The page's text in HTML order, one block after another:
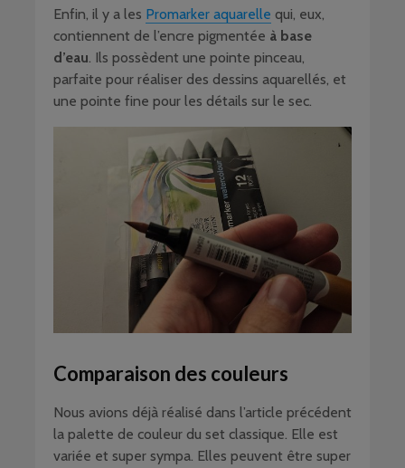
Enfin, il y a les Promarker aquarelle qui, eux,
contiennent de l’encre pigmentée à base
d’eau. Ils possèdent une pointe pinceau,
parfaite pour réaliser des dessins aquarellés, et
une pointe fine pour les détails sur le sec.
Comparaison des couleurs
Nous avions déjà réalisé dans l’article précédent
la palette de couleur du set classique. Elle est
variée et super sympa. Elles peuvent être super